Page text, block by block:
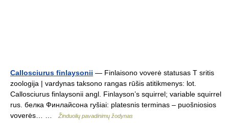
Callosciurus finlaysonii — Finlaisono voverė statusas T sritis
zoologija | vardynas taksono rangas rūšis atitikmenys: lot.
Callosciurus finlaysonii angl. Finlayson’s squirrel; variable squirrel
rus. белка Финлайсона ryšiai: platesnis terminas – puošniosios
voverės… …
Žinduolių pavadinimų žodynas